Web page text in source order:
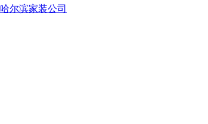
哈尔滨家装公司